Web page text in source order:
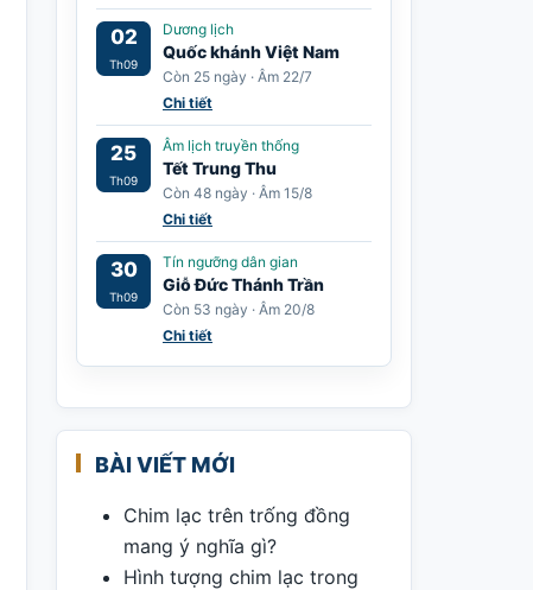
02
Th09
Dương lịch
Quốc khánh Việt Nam
Còn 25 ngày · Âm 22/7
Chi tiết
25
Th09
Âm lịch truyền thống
Tết Trung Thu
Còn 48 ngày · Âm 15/8
Chi tiết
30
Th09
Tín ngưỡng dân gian
Giỗ Đức Thánh Trần
Còn 53 ngày · Âm 20/8
Chi tiết
BÀI VIẾT MỚI
Chim lạc trên trống đồng
mang ý nghĩa gì?
Hình tượng chim lạc trong